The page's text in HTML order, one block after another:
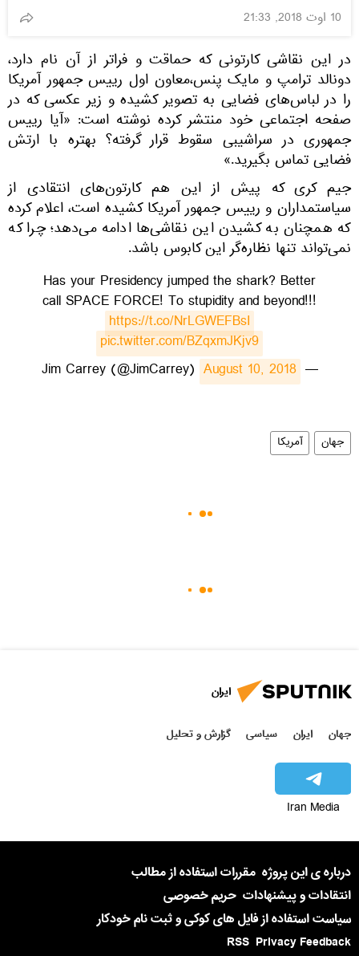
10 اوت 2018, 21:33
در این نقاشی کارتونی که حماقت و فراتر از آن نام دارد،
دونالد ترامپ و مایک پنس،معاون اول رییس جمهور آمریکا
را در لباس‌های فضایی به تصویر کشیده و زیر عکسی که در
صفحه اجتماعی خود منتشر کرده نوشته است: «آیا رییس
جمهوری در سراشیبی سقوط قرار گرفته؟ بهتره با ارتش
فضایی تماس بگیرید.»
جیم کری که پیش از این هم کارتون‌های انتقادی از
سیاستمداران و رییس جمهور آمریکا کشیده است، اعلام کرده
که همچنان به کشیدن این نقاشی‌ها ادامه می‌دهد؛ چرا که
نمی‌تواند تنها نظاره‌گر این کابوس باشد.
Has your Presidency jumped the shark? Better
call SPACE FORCE! To stupidity and beyond!!!
https://t.co/NrLGWEFBsI
pic.twitter.com/BZqxmJKjv9
— Jim Carrey (@JimCarrey)
August 10, 2018
جهان آمریکا
ایران
جهان ایران سیاسی گزارش و تحلیل
Iran Media
درباره ی این پروژه مقررات استفاده از مطالب
انتقادات و پیشنهادات حریم خصوصی
سیاست استفاده از فایل های کوکی و ثبت نام خودکار
Privacy Feedback
RSS